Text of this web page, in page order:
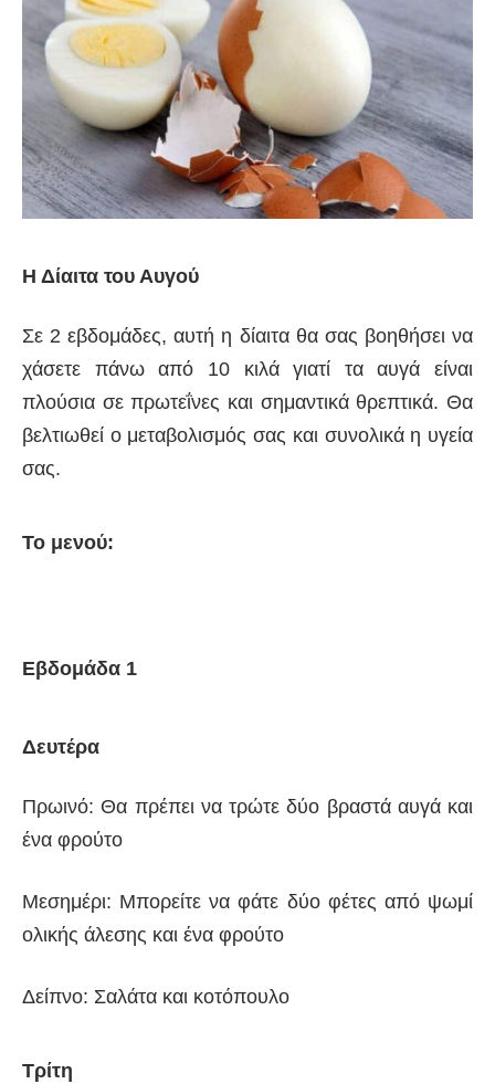
Η Δίαιτα του Αυγού
Σε 2 εβδομάδες, αυτή η δίαιτα θα σας βοηθήσει να
χάσετε πάνω από 10 κιλά γιατί τα αυγά είναι
πλούσια σε πρωτεΐνες και σημαντικά θρεπτικά. Θα
βελτιωθεί ο μεταβολισμός σας και συνολικά η υγεία
σας.
Το μενού:
Εβδομάδα 1
Δευτέρα
Πρωινό: Θα πρέπει να τρώτε δύο βραστά αυγά και
ένα φρούτο
Μεσημέρι: Μπορείτε να φάτε δύο φέτες από ψωμί
ολικής άλεσης και ένα φρούτο
Δείπνο: Σαλάτα και κοτόπουλο
Τρίτη